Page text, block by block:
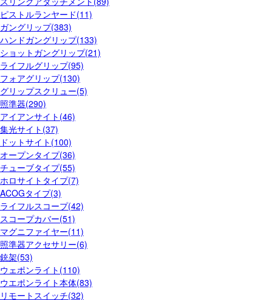
ピストルランヤード(11)
ガングリップ(383)
ハンドガングリップ(133)
ショットガングリップ(21)
ライフルグリップ(95)
フォアグリップ(130)
グリップスクリュー(5)
照準器(290)
アイアンサイト(46)
集光サイト(37)
ドットサイト(100)
オープンタイプ(36)
チューブタイプ(55)
ホロサイトタイプ(7)
ACOGタイプ(3)
ライフルスコープ(42)
スコープカバー(51)
マグニファイヤー(11)
照準器アクセサリー(6)
銃架(53)
ウェポンライト(110)
ウエポンライト本体(83)
リモートスイッチ(32)